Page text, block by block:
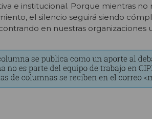
e institucional. Porque mientras
el silencio seguirá siendo
en nuestras organizaciones